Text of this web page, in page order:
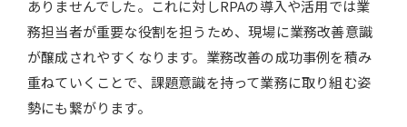
ありませんでした。これに対しRPAの導入や活用では業
務担当者が重要な役割を担うため、現場に業務改善意識
が醸成されやすくなります。業務改善の成功事例を積み
重ねていくことで、課題意識を持って業務に取り組む姿
勢にも繋がります。